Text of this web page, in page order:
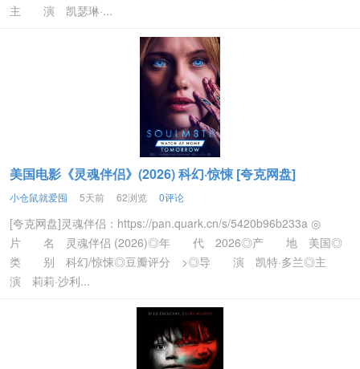
主 演 凯瑟琳·...
美国电影《灵魂伴侣》(2026) 科幻·惊悚 [夸克网盘]
小仓鼠就爱囤 5天前 62浏览 0评论
[夸克网盘]灵魂伴侣：https://pan.quark.cn/s/5420b96b233a ◎
片 名 灵魂伴侣 (2026)◎年 代 2026◎产 地 美国◎
类 别 科幻/惊悚◎豆瓣评分 >◎导 演 凯特·多兰◎主
演 莉莉·沙利...